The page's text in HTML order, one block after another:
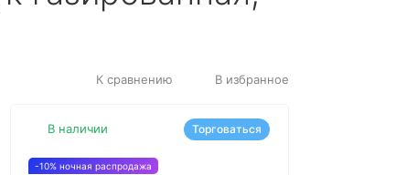
К сравнению В избранное
В наличии
-10% ночная распродажа
Торговаться